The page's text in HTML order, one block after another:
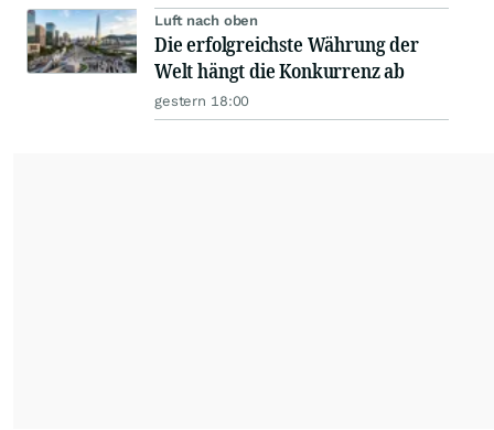
Luft nach oben
Die erfolgreichste Währung der
Welt hängt die Konkurrenz ab
gestern 18:00